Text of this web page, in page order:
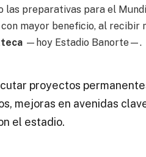
las preparativas para el
mayor beneficio, al recibir
—hoy Estadio Banorte—.
proyectos
mejoras en avenidas
el estadio.